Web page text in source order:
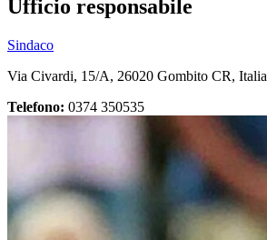
Ufficio responsabile
Sindaco
Via Civardi, 15/A, 26020 Gombito CR, Italia
Telefono: 0374 350535